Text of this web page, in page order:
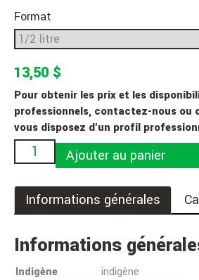
Format
13,50 $
Pour obtenir les prix et les
professionnels, contactez-nous ou
vous disposez d'un profil
Ajouter au panier
Informations générales
Informations
Indigène
indigène